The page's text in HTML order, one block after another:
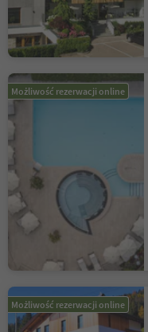
Możliwość rezerwacji online
Możliwość rezerwacji online